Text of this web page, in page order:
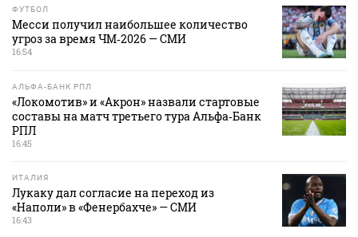
ФУТБОЛ
Месси получил наибольшее количество
угроз за время ЧМ‑2026 — СМИ
16:54
АЛЬФА-БАНК РПЛ
«Локомотив» и «Акрон» назвали стартовые
составы на матч третьего тура Альфа‑Банк
РПЛ
16:45
ИТАЛИЯ
Лукаку дал согласие на переход из
«Наполи» в «Фенербахче» — СМИ
16:43